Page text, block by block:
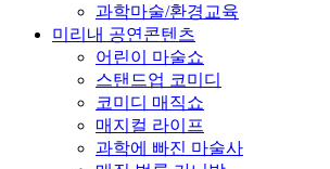
과학마술/환경교육
미리내 공연콘텐츠
어린이 마술쇼
스탠드업 코미디
코미디 매직쇼
매지컬 라이프
과학에 빠진 마술사